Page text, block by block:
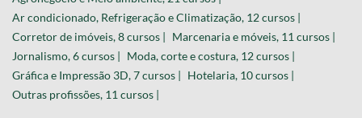
Ar condicionado, Refrigeração e Climatização, 12 cursos |
Corretor de imóveis, 8 cursos | Marcenaria e móveis, 11 cursos |
Jornalismo, 6 cursos | Moda, corte e costura, 12 cursos |
Gráfica e Impressão 3D, 7 cursos | Hotelaria, 10 cursos |
Outras profissões, 11 cursos |